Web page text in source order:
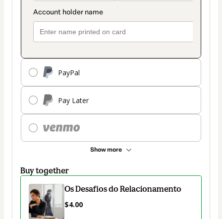
PayPal
Pay Later
Show more
Buy together
Os Desafios do Relacionamento
$4.00